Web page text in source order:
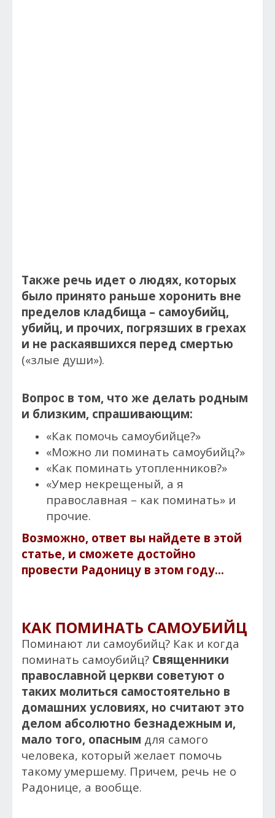
Также речь идет о людях, которых
было принято раньше хоронить вне
пределов кладбища – самоубийц,
убийц, и прочих, погрязших в грехах
и не раскаявшихся перед смертью
(«злые души»).
Вопрос в том, что же делать родным
и близким, спрашивающим:
«Как помочь самоубийце?»
«Можно ли поминать самоубийц?»
«Как поминать утопленников?»
«Умер некрещеный, а я
православная – как поминать» и
прочие.
Возможно, ответ вы найдете в этой
статье, и сможете достойно
провести Радоницу в этом году...
КАК ПОМИНАТЬ САМОУБИЙЦ
Поминают ли самоубийц? Как и когда
поминать самоубийц? Священники
православной церкви советуют о
таких молиться самостоятельно в
домашних условиях, но считают это
делом абсолютно безнадежным и,
мало того, опасным для самого
человека, который желает помочь
такому умершему. Причем, речь не о
Радонице, а вообще.